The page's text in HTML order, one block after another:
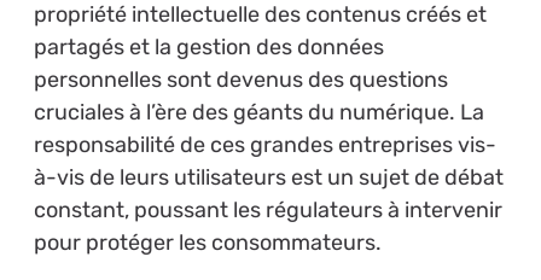
propriété intellectuelle des contenus créés et
partagés et la gestion des données
personnelles sont devenus des questions
cruciales à l’ère des géants du numérique. La
responsabilité de ces grandes entreprises vis-
à-vis de leurs utilisateurs est un sujet de débat
constant, poussant les régulateurs à intervenir
pour protéger les consommateurs.